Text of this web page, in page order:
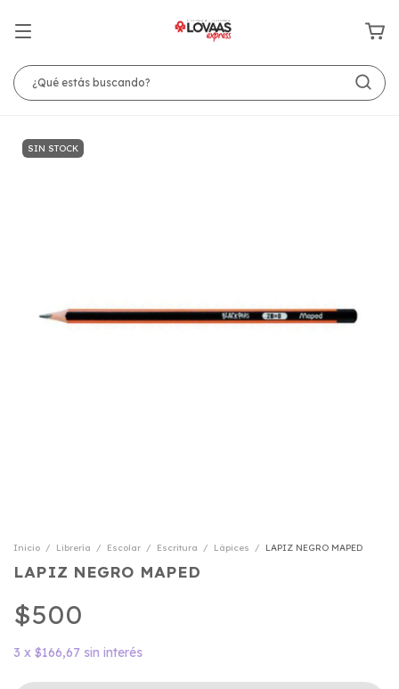
SIN STOCK
Inicio / Librería / Escolar / Escritura / Lápices / LAPIZ NEGRO MAPED
LAPIZ NEGRO MAPED
$500
3 x $166,67 sin interés